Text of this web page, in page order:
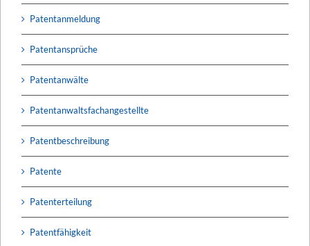
Patentanmeldung
Patentansprüche
Patentanwälte
Patentanwaltsfachangestellte
Patentbeschreibung
Patente
Patenterteilung
Patentfähigkeit